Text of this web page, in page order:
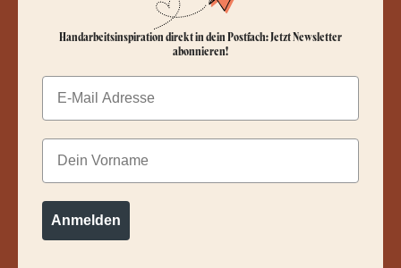
Handarbeitsinspiration direkt in dein Postfach: Jetzt Newsletter
abonnieren!
Email
Dein Vorname
Anmelden